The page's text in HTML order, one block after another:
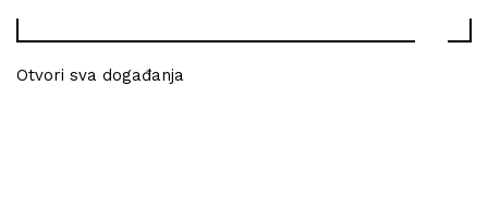
Otvori sva događanja